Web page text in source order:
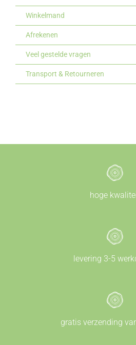
Winkelmand
Afrekenen
Veel gestelde vragen
Transport & Retourneren
hoge
levering 3-5
gratis verzending